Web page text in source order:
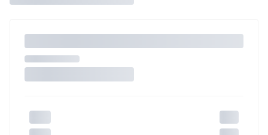
Maksymalna liczba uczestników
maksymalny limit dla 1 pokoju.